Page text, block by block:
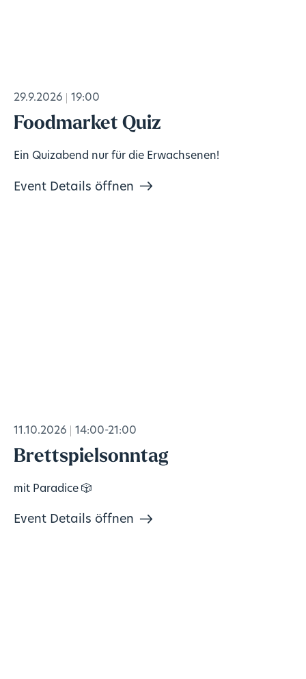
29.9.2026 19:00
Foodmarket Quiz
Ein Quizabend nur für die Erwachsenen!
Event Details öffnen
11.10.2026 14:00-21:00
Brettspielsonntag
mit Paradice 🎲
Event Details öffnen